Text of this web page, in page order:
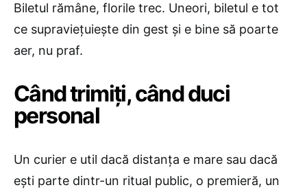
Biletul rămâne, florile trec. Uneori, biletul e tot
ce supraviețuiește din gest și e bine să poarte
aer, nu praf.
Când trimiți, când duci
personal
Un curier e util dacă distanța e mare sau dacă
ești parte dintr-un ritual public, o premieră, un